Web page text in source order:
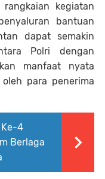
kegiatan
bantuan
dapat semakin
Polri dengan
manfaat nyata
para penerima
Ke-4
Berlaga